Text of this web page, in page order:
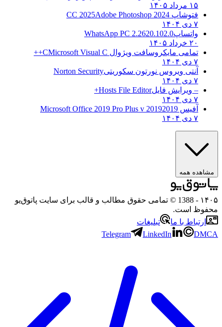
۱۵ مرداد ۱۴۰۵
فتوشاپ CC 2025 Adobe Photoshop 2024
۷ دی ۱۴۰۴
واتساپWhatsApp PC 2.2620.102.0
۲۰ خرداد ۱۴۰۵
تمامی مایکروسافت ویژوال C Microsoft Visual C++
۷ دی ۱۴۰۴
آنتی ویروس نورتون سکوریتیNorton Security
۷ دی ۱۴۰۴
– ویرایش فایلHosts File Editor+
۷ دی ۱۴۰۴
آفیس 2019 2019 Microsoft Office 2019 Pro Plus v
۷ دی ۱۴۰۴
مشاهده همه
۱۴۰۵
- 1388 © تمامی حقوق مطالب و قالب برای سایت پاتوق‌یو
محفوظ است.
ارتباط با ما
تبلیغات
Telegram
LinkedIn DMCA